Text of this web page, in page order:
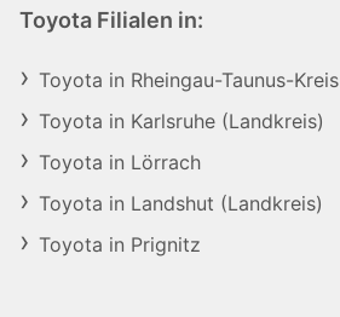
Toyota Filialen in:
Toyota in Rheingau-Taunus-Kreis
Toyota in Karlsruhe (Landkreis)
Toyota in Lörrach
Toyota in Landshut (Landkreis)
Toyota in Prignitz